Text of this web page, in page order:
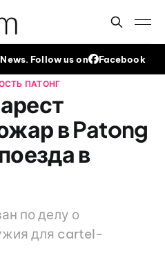
Follow us on Facebook
ПАТОНГ
в Patong
в
по делу о
для cartel-